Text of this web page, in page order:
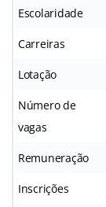
Escolaridade
Carreiras
Lotação
Número de
vagas
Remuneração
Inscrições